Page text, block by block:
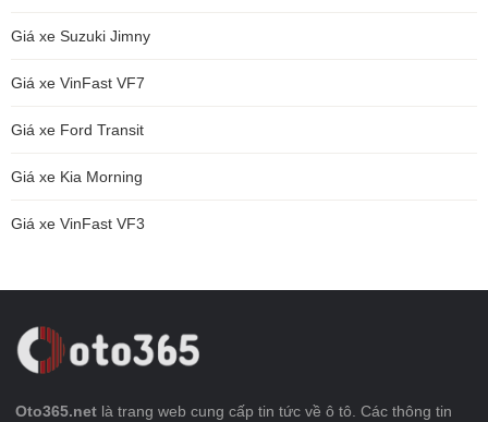
Giá xe Suzuki Jimny
Giá xe VinFast VF7
Giá xe Ford Transit
Giá xe Kia Morning
Giá xe VinFast VF3
Oto365.net là trang web cung cấp tin tức về ô tô. Các thông tin